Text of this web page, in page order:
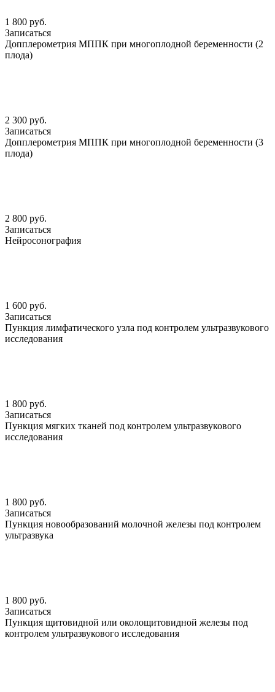
1 800 руб.
Записаться
Допплерометрия МППК при многоплодной беременности (2
плода)
2 300 руб.
Записаться
Допплерометрия МППК при многоплодной беременности (3
плода)
2 800 руб.
Записаться
Нейросонография
1 600 руб.
Записаться
Пункция лимфатического узла под контролем ультразвукового
исследования
1 800 руб.
Записаться
Пункция мягких тканей под контролем ультразвукового
исследования
1 800 руб.
Записаться
Пункция новообразований молочной железы под контролем
ультразвука
1 800 руб.
Записаться
Пункция щитовидной или околощитовидной железы под
контролем ультразвукового исследования